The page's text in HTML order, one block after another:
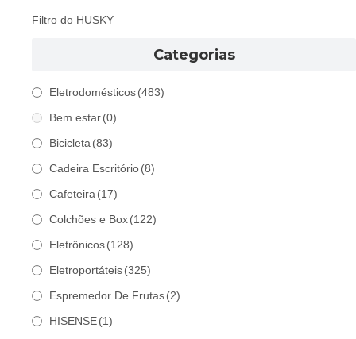
Filtro do HUSKY
Categorias
Eletrodomésticos (483)
Bem estar (0)
Bicicleta (83)
Cadeira Escritório (8)
Cafeteira (17)
Colchões e Box (122)
Eletrônicos (128)
Eletroportáteis (325)
Espremedor De Frutas (2)
HISENSE (1)